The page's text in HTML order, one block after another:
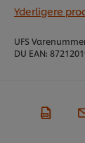
Yderligere
UFS
DU EAN: